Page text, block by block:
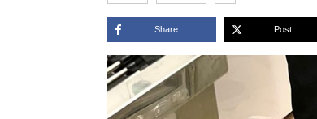
Share Post